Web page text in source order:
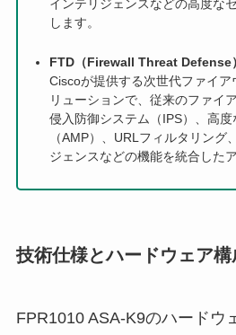
インテリジェンスなどの高度な
します。
FTD（Firewall Threat Defense）
Ciscoが提供する次世代ファイア
リューションで、従来のファイ
侵入防御システム（IPS）、高
（AMP）、URLフィルタリング
ジェンスなどの機能を統合した
技術仕様とハードウェア構
FPR1010 ASA-K9のハードウ